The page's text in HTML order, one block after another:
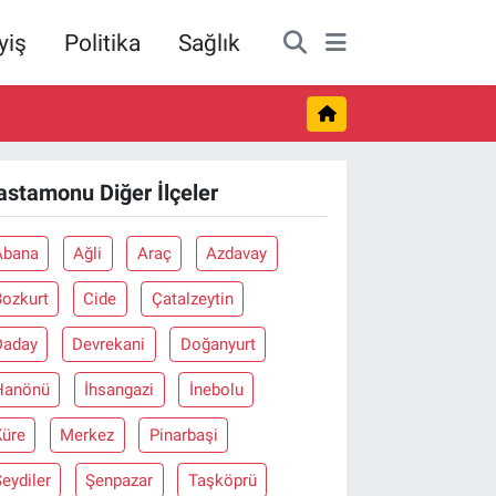
Politika Sağlık
Diğer İlçeler
Ağli Araç Azdavay
Cide Çatalzeytin
Devrekani Doğanyurt
İhsangazi İnebolu
Merkez Pinarbaşi
Şenpazar Taşköprü